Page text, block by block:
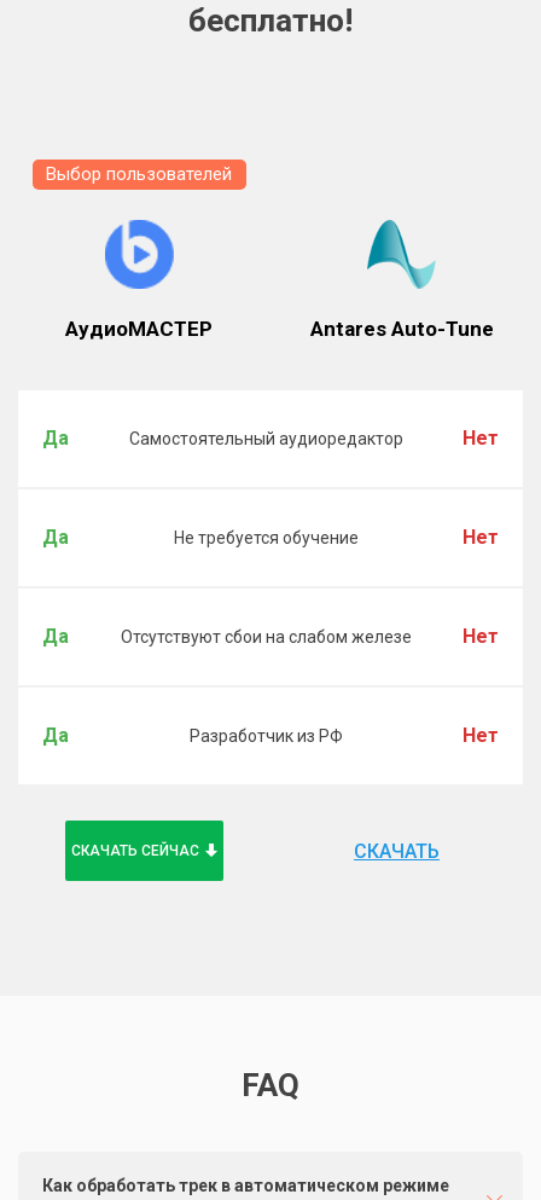
бесплатно!
Выбор пользователей
АудиоМАСТЕР Antares Auto-Tune
Да Самостоятельный аудиоредактор Нет
Да Не требуется обучение Нет
Да Отсутствуют сбои на слабом железе Нет
Да Разработчик из РФ Нет
СКАЧАТЬ СЕЙЧАС СКАЧАТЬ
FAQ
Как обработать трек в автоматическом режиме